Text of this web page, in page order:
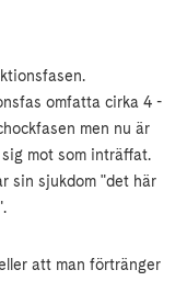
omfatta cirka 4 -
men nu är
mot som inträffat.
sin sjukdom "det här
att man förtränger